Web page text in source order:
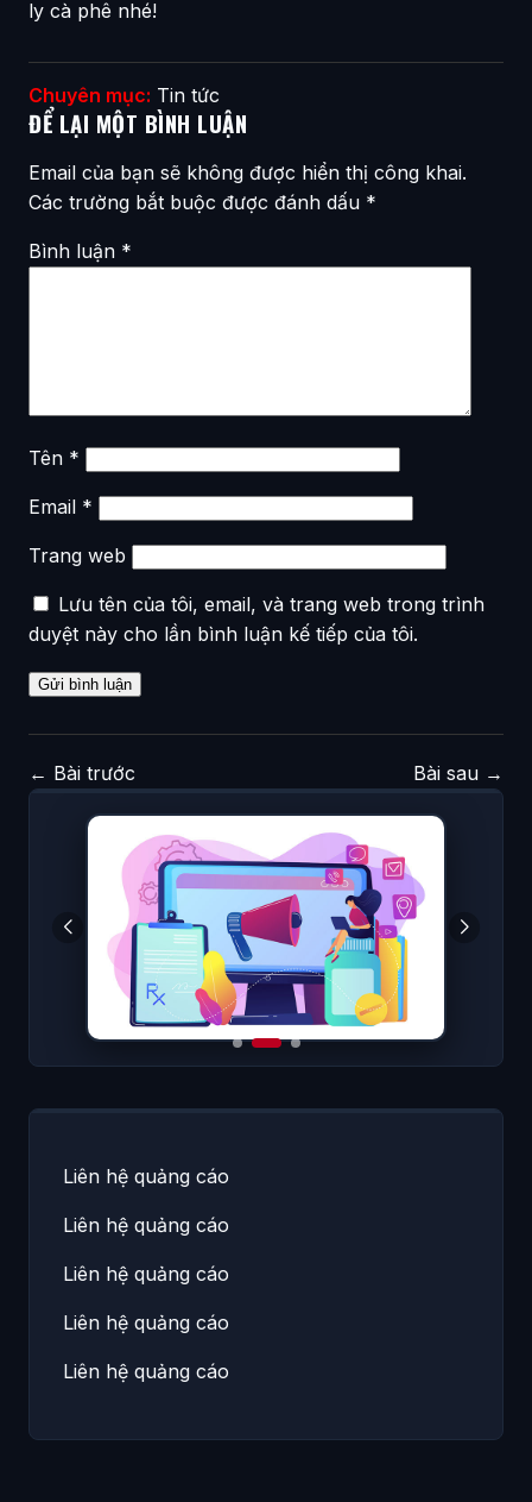
ly cà phê nhé!
Chuyên mục: Tin tức
ĐỂ LẠI MỘT BÌNH LUẬN
Email của bạn sẽ không được hiển thị công khai.
Các trường bắt buộc được đánh dấu *
Bình luận *
Tên *
Email *
Trang web
Lưu tên của tôi, email, và trang web trong trình
duyệt này cho lần bình luận kế tiếp của tôi.
← Bài trước Bài sau →
Liên hệ quảng cáo
Liên hệ quảng cáo
Liên hệ quảng cáo
Liên hệ quảng cáo
Liên hệ quảng cáo